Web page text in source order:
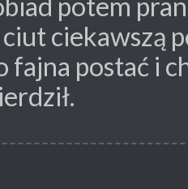
ciekawszą
fajna postać i